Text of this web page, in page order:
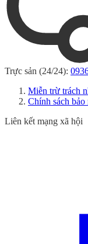
Trực sản (24/24):
Miễn trừ trách
Chính sách bảo
Liên kết mạng xã hội